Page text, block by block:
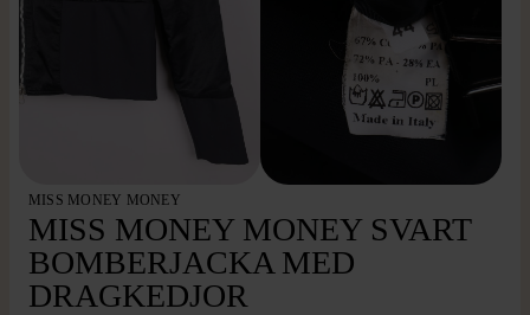
MISS MONEY MONEY
MISS MONEY MONEY SVART
BOMBERJACKA MED
DRAGKEDJOR